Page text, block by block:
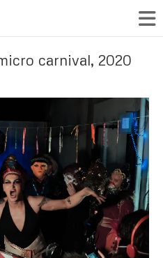
carnival, 2020